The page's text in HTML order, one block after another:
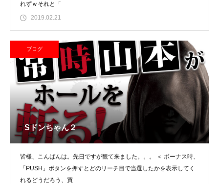
れずｗそれと「
2019.02.21
ブログ
Sドンちゃん２
皆様、こんばんは。先日ですが観て来ました。。。 ＜ ボーナス時、
「PUSH」ボタンを押すとどのリーチ目で当選したかを表示してく
れるどうだろう、買